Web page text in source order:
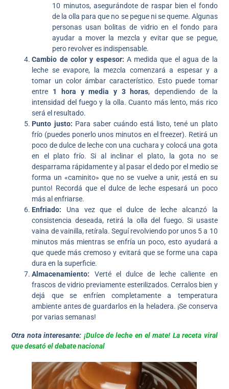
10 minutos, asegurándote de raspar bien el fondo
de la olla para que no se pegue ni se queme. Algunas
personas usan bolitas de vidrio en el fondo para
ayudar a mover la mezcla y evitar que se pegue,
pero revolver es indispensable.
Cambio de color y espesor: A medida que el agua de la
leche se evapore, la mezcla comenzará a espesar y a
tomar un color ámbar característico. Esto puede tomar
entre 1 hora y media y 3 horas, dependiendo de la
intensidad del fuego y la olla. Cuanto más lento, más rico
será el resultado.
Punto justo: Para saber cuándo está listo, tené un plato
frío (puedes ponerlo unos minutos en el freezer). Retirá un
poco de dulce de leche con una cuchara y colocá una gota
en el plato frío. Si al inclinar el plato, la gota no se
desparrama rápidamente y al pasar el dedo por el medio se
forma un «caminito» que no se vuelve a unir, ¡está en su
punto! Recordá que el dulce de leche espesará un poco
más al enfriarse.
Enfriado: Una vez que el dulce de leche alcanzó la
consistencia deseada, retirá la olla del fuego. Si usaste
vaina de vainilla, retírala. Seguí revolviendo por unos 5 a 10
minutos más mientras se enfría un poco, esto ayudará a
que quede más cremoso y evitará que se forme una capa
dura en la superficie.
Almacenamiento: Verté el dulce de leche caliente en
frascos de vidrio previamente esterilizados. Cerralos bien y
dejá que se enfríen completamente a temperatura
ambiente antes de guardarlos en la heladera. ¡Se conserva
por varias semanas!
Otra nota interesante: ¡Dulce de leche en el mate! La receta viral
que desató el debate nacional